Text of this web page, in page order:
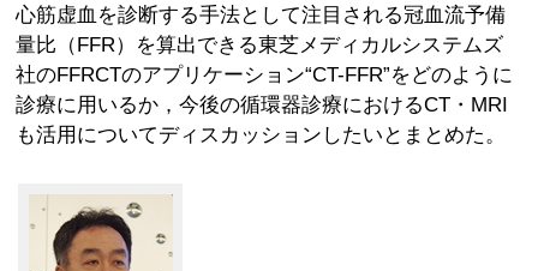
心筋虚血を診断する手法として注目される冠血流予備
量比（FFR）を算出できる東芝メディカルシステムズ
社のFFRCTのアプリケーション“CT-FFR”をどのように
診療に用いるか，今後の循環器診療におけるCT・MRI
も活用についてディスカッションしたいとまとめた。